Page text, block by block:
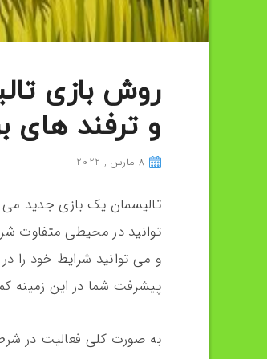
روش بازی
و ترفند های
8 مارس , 2022
تالیسمان یک بازی جدید
توانید در محیطی متفاوت
و می توانید شرایط خود را
پیشرفت شما در این زمینه
به صورت کلی فعالیت در